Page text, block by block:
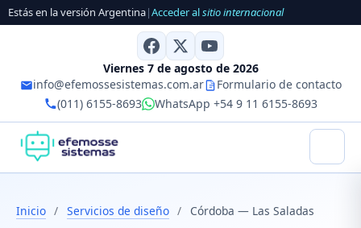
Estás en la versión Argentina|Acceder alsitio internacional
Viernes 7 de agosto de 2026
info@efemossesistemas.com.ar
Formulario de contacto
(011) 6155-8693
WhatsApp +54 9 11 6155-8693
Inicio / Servicios de diseño / Córdoba — Las Saladas